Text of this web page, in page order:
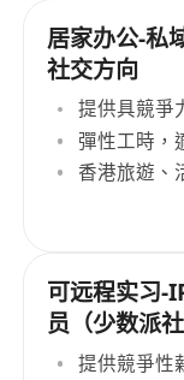
居家办公-私
社交方向
提供具競爭
彈性工時，
香港旅遊、
可远程实习-
员（少数派社
提供競爭性